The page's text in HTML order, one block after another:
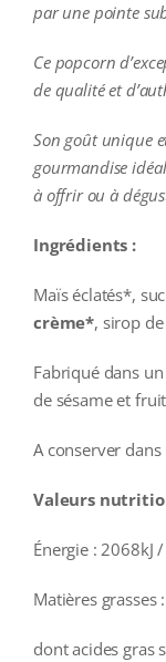
par une pointe
Ce popcorn
de qualité et
Son goût unique
gourmandise
à offrir ou à
Ingrédients :
Maïs éclatés*,
crème*, sirop
Fabriqué dans
de sésame et
A conserver
Valeurs
Énergie : 2068kJ
Matières grasses
dont acides gras